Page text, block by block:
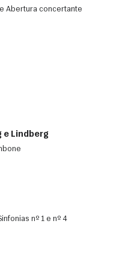
Abertura concertante
e Lindberg
nº 1 e nº 4